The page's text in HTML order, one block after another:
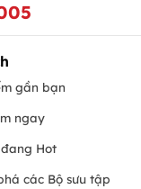
gần bạn
ngay
Hot
các Bộ sưu tập